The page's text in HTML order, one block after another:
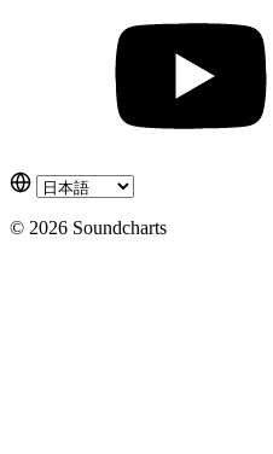
© 2026 Soundcharts